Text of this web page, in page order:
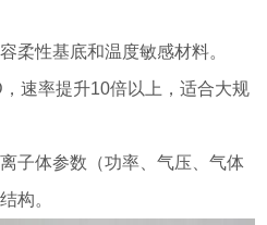
柔性基底和温度敏感材料。
速率提升10倍以上，适合大规
子体参数（功率、气压、气体
构。